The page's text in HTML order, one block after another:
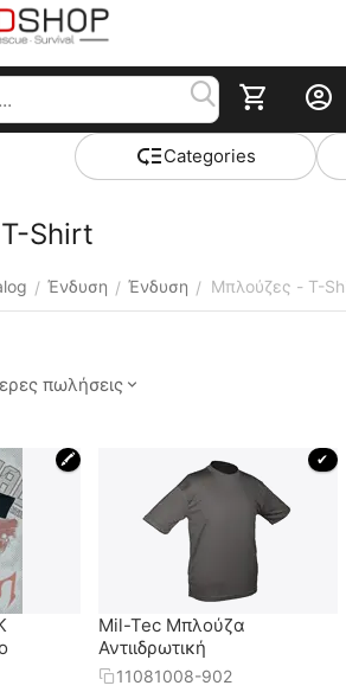
Сategories
Shirt
/ Ένδυση / Ένδυση / Μπλούζες - T-
πωλήσεις
🖍 ✔
Mil-Tec Μπλούζα
Αντιιδρωτική
11081008-902